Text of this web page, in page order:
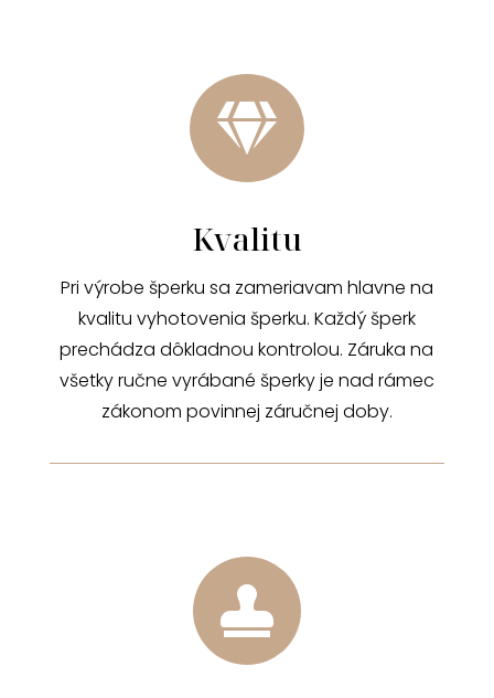

Kvalitu
Pri výrobe šperku sa zameriavam hlavne na
kvalitu vyhotovenia šperku. Každý šperk
prechádza dôkladnou kontrolou. Záruka na
všetky ručne vyrábané šperky je nad rámec
zákonom povinnej záručnej doby.
